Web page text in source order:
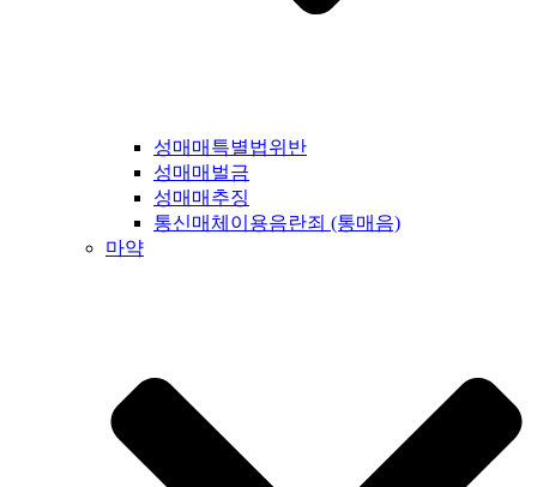
성매매특별법위반
성매매벌금
성매매추징
통신매체이용음란죄 (통매음)
마약